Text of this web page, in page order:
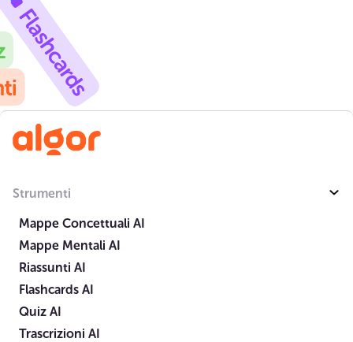
Strumenti
Mappe Concettuali AI
Mappe Mentali AI
Riassunti AI
Flashcards AI
Quiz AI
Trascrizioni AI